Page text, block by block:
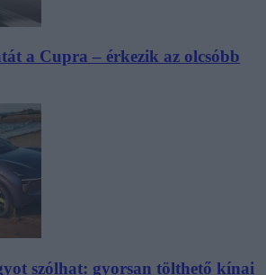
a Cupra – érkezik az olcsóbb
szólhat: gyorsan tölthető kínai